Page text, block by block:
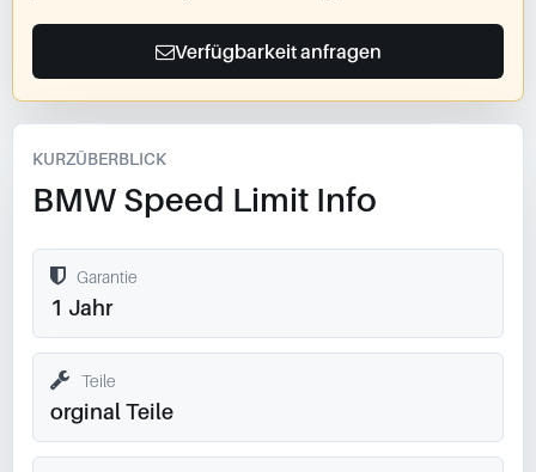
Verfügbarkeit anfragen
KURZÜBERBLICK
BMW Speed Limit Info
Garantie
1 Jahr
Teile
orginal Teile